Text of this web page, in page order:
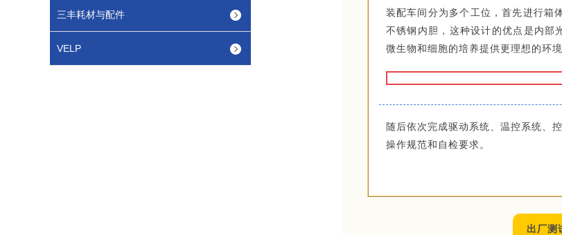
三丰耗材与配件
VELP
装配车间分为多个工位，首先进行箱
不锈钢内胆，这种设计的优点是内部
微生物和细胞的培养提供更理想的环境
随后依次完成驱动系统、温控系统、
操作规范和自检要求。
出厂测